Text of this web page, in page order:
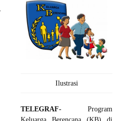
Ilustrasi
TELEGRAF- Program